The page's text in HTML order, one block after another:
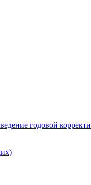
годовой корректи